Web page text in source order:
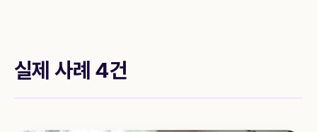
실제 사례 4건